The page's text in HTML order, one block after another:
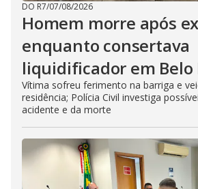
DO R7/07/08/2026
Homem morre após
enquanto consertava
liquidificador em
Vítima sofreu ferimento na barriga e
residência; Polícia Civil investiga
acidente e da morte